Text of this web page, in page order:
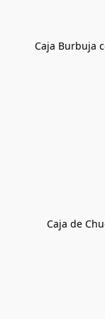
Caja Burbuja
Caja de